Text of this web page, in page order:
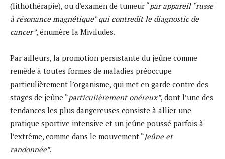
(lithothérapie), ou d’examen de tumeur “par appareil “russe
à résonance magnétique” qui contredit le diagnostic de
cancer”, énumère la Miviludes.
Par ailleurs, la promotion persistante du jeûne comme
remède à toutes formes de maladies préoccupe
particulièrement l’organisme, qui met en garde contre des
stages de jeûne “particulièrement onéreux”, dont l’une des
tendances les plus dangereuses consiste à allier une
pratique sportive intensive et un jeûne poussé parfois à
l’extrême, comme dans le mouvement “Jeûne et
randonnée”.